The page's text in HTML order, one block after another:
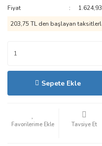
Fiyat
203,75 TL den başlayan
Sepete Ekle
Tavsiye Et